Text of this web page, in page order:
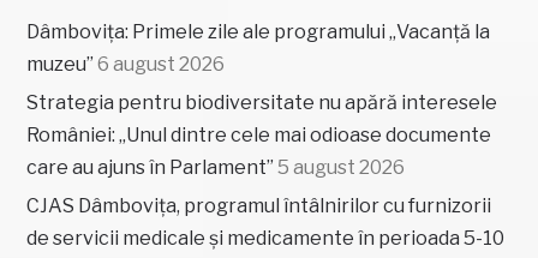
Dâmbovița: Primele zile ale programului „Vacanță la
muzeu” 6 august 2026
Strategia pentru biodiversitate nu apără interesele
României: „Unul dintre cele mai odioase documente
care au ajuns în Parlament” 5 august 2026
CJAS Dâmbovița, programul întâlnirilor cu furnizorii
de servicii medicale și medicamente în perioada 5-10